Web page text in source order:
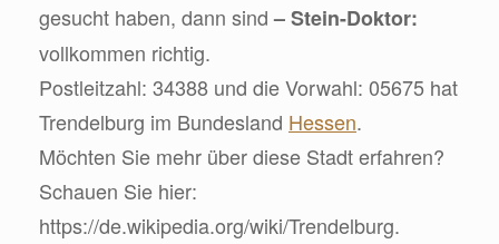
gesucht haben, dann sind– Stein-Doktor:
vollkommen richtig.
Postleitzahl: 34388 und die Vorwahl: 05675 hat
Trendelburg im Bundesland Hessen.
Möchten Sie mehr über diese Stadt erfahren?
Schauen Sie hier:
https://de.wikipedia.org/wiki/Trendelburg.